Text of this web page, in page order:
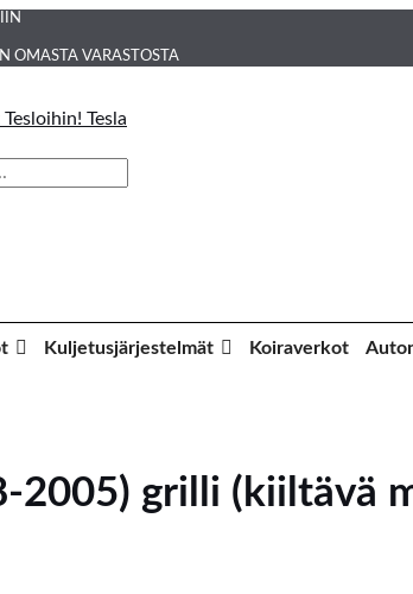
OMASTA VARASTOSTA
Kuljetusjärjestelmät Koiraverkot
2005) grilli (kiiltävä